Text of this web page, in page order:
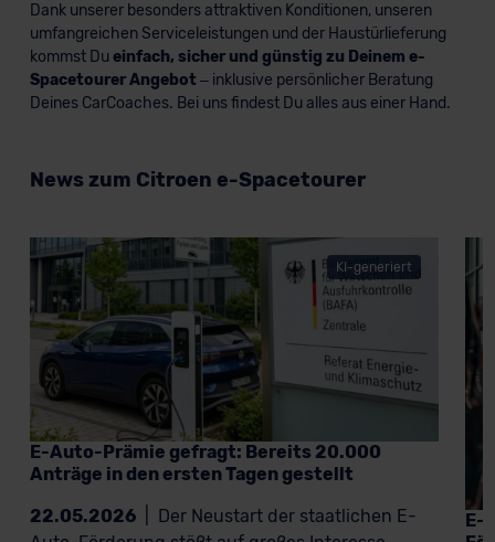
Dank unserer besonders attraktiven Konditionen, unseren
umfangreichen Serviceleistungen und der Haustürlieferung
kommst Du einfach, sicher und günstig zu Deinem e-
Spacetourer Angebot – inklusive persönlicher Beratung
Deines CarCoaches. Bei uns findest Du alles aus einer Hand.
News zum Citroen e-Spacetourer
KI-generiert
E-Auto-Prämie gefragt: Bereits 20.000
Anträge in den ersten Tagen gestellt
22.05.2026
Der Neustart der staatlichen E-
E-